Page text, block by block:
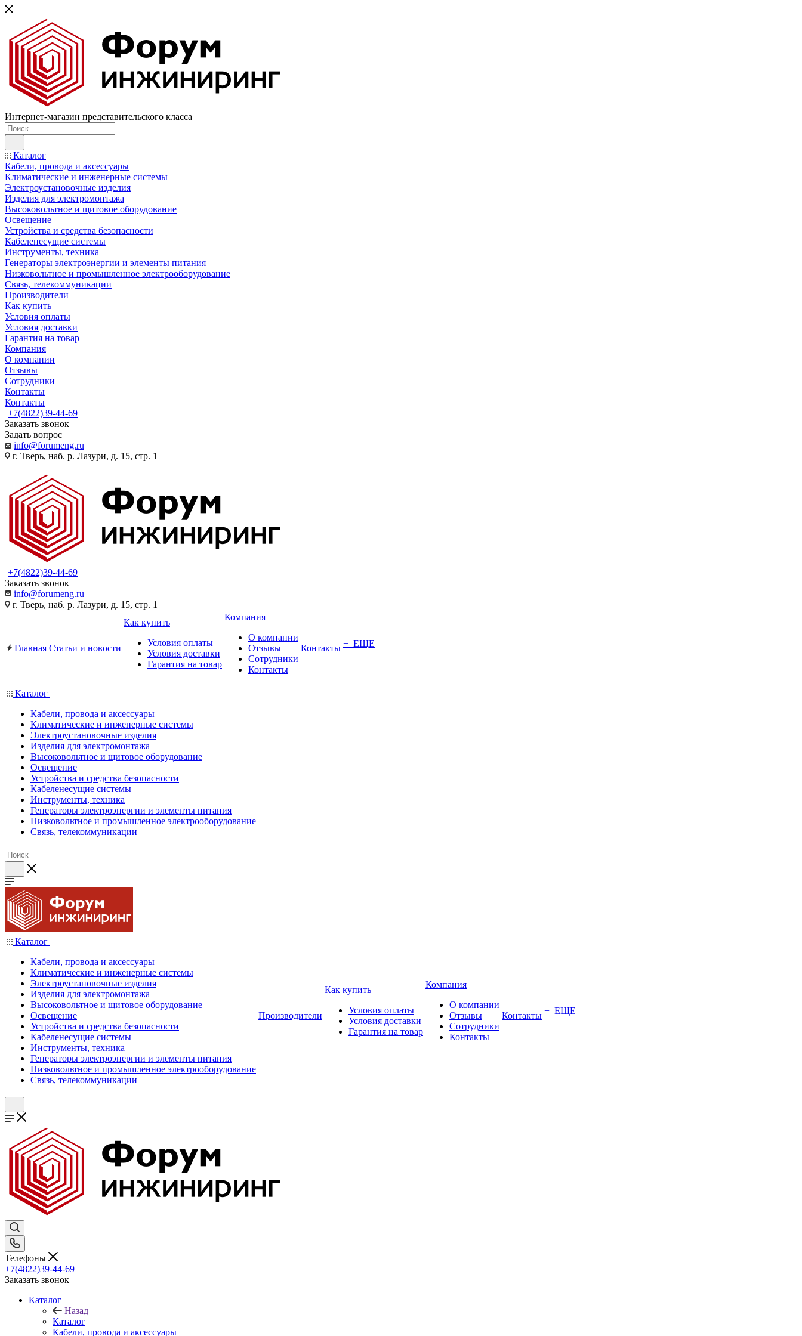
Интернет-магазин представительского класса
Каталог
Кабели, провода и аксессуары
Климатические и инженерные системы
Электроустановочные изделия
Изделия для электромонтажа
Высоковольтное и щитовое оборудование
Освещение
Устройства и средства безопасности
Кабеленесущие системы
Инструменты, техника
Генераторы электроэнергии и элементы питания
Низковольтное и промышленное электрооборудование
Связь, телекоммуникации
Производители
Как купить
Условия оплаты
Условия доставки
Гарантия на товар
Компания
О компании
Отзывы
Сотрудники
Контакты
Контакты
+7(4822)39-44-69
Заказать звонок
Задать вопрос
info@forumeng.ru
г. Тверь, наб. р. Лазури, д. 15, стр. 1
+7(4822)39-44-69
Заказать звонок
info@forumeng.ru
г. Тверь, наб. р. Лазури, д. 15, стр. 1
Главная Статьи и новости
Как купить
Условия оплаты
Условия доставки
Гарантия на товар
Компания
О компании
Отзывы
Сотрудники
Контакты
Контакты + ЕЩЕ
Каталог
Кабели, провода и аксессуары
Климатические и инженерные системы
Электроустановочные изделия
Изделия для электромонтажа
Высоковольтное и щитовое оборудование
Освещение
Устройства и средства безопасности
Кабеленесущие системы
Инструменты, техника
Генераторы электроэнергии и элементы питания
Низковольтное и промышленное электрооборудование
Связь, телекоммуникации
Каталог
Кабели, провода и аксессуары
Климатические и инженерные системы
Электроустановочные изделия
Изделия для электромонтажа
Высоковольтное и щитовое оборудование
Освещение
Устройства и средства безопасности
Кабеленесущие системы
Инструменты, техника
Генераторы электроэнергии и элементы питания
Низковольтное и промышленное электрооборудование
Связь, телекоммуникации
Производители
Как купить
Условия оплаты
Условия доставки
Гарантия на товар
Компания
О компании
Отзывы
Сотрудники
Контакты
Контакты + ЕЩЕ
Телефоны
+7(4822)39-44-69
Заказать звонок
Каталог
Назад
Каталог
Кабели, провода и аксессуары